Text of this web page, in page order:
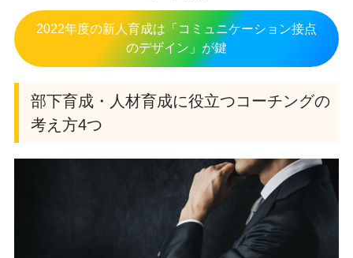
2022年度の新人育成は「コミュニケーション接点
のデザイン」が鍵
部下育成・人材育成に役立つコーチングの
考え方4つ